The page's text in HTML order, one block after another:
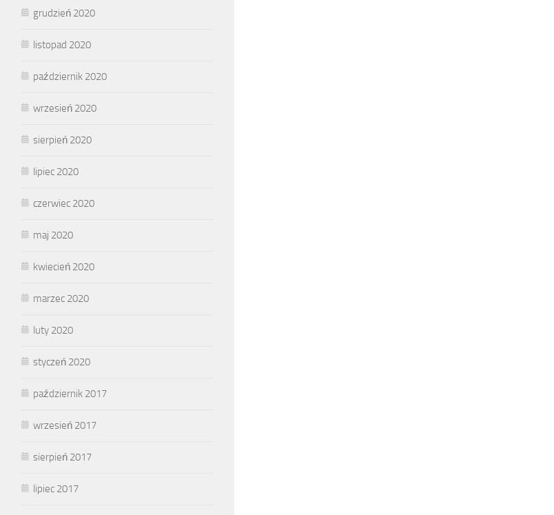
grudzień 2020
listopad 2020
październik 2020
wrzesień 2020
sierpień 2020
lipiec 2020
czerwiec 2020
maj 2020
kwiecień 2020
marzec 2020
luty 2020
styczeń 2020
październik 2017
wrzesień 2017
sierpień 2017
lipiec 2017